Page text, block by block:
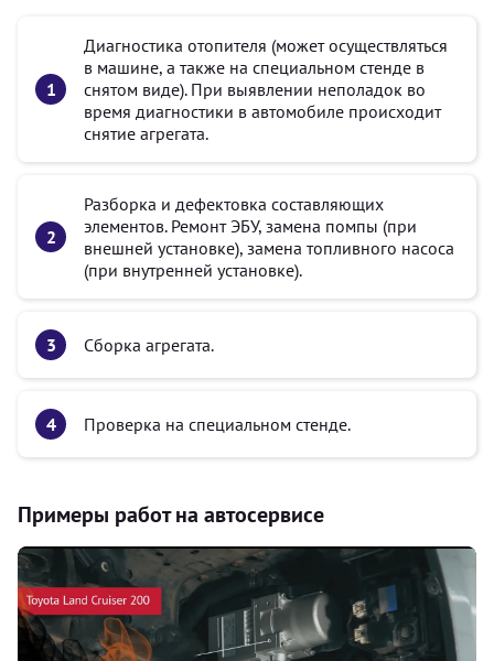
Диагностика отопителя (может осуществляться
в машине, а также на специальном стенде в
снятом виде). При выявлении неполадок во
время диагностики в автомобиле происходит
снятие агрегата.
Разборка и дефектовка составляющих
элементов. Ремонт ЭБУ, замена помпы (при
внешней установке), замена топливного насоса
(при внутренней установке).
Сборка агрегата.
Проверка на специальном стенде.
Примеры работ на автосервисе